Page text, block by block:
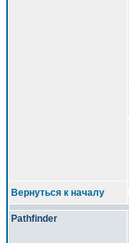
Вернуться к началу
Pathfinder